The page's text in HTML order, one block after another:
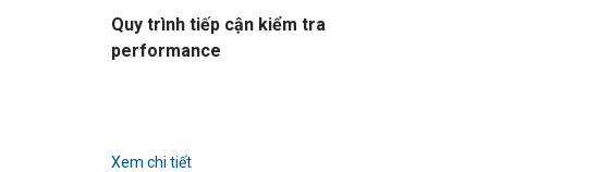
Quy trình tiếp cận kiểm tra
performance
Xem chi tiết